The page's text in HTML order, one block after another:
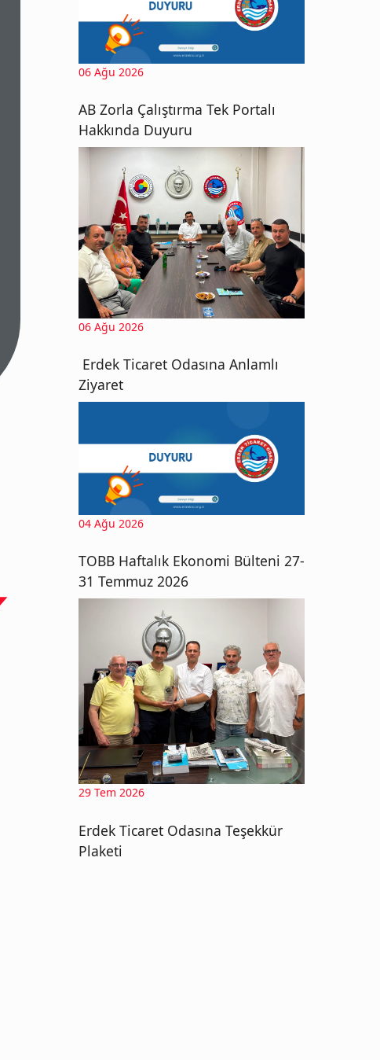
06 Ağu 2026
AB Zorla Çalıştırma Tek Portalı
Hakkında Duyuru
06 Ağu 2026
Erdek Ticaret Odasına Anlamlı
Ziyaret
04 Ağu 2026
TOBB Haftalık Ekonomi Bülteni 27-
31 Temmuz 2026
29 Tem 2026
Erdek Ticaret Odasına Teşekkür
Plaketi